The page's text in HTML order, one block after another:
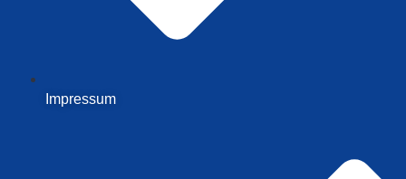
Impressum